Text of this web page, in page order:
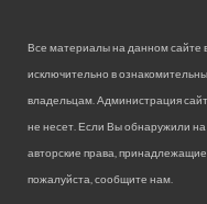
Все материалы на данном сайте
исключительно в
владельцам. Администрация
не несет. Если Вы обнаружили
авторские права,
пожалуйста, сообщите нам.